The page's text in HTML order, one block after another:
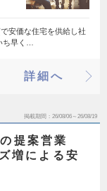
安価な住宅を供給し社
ち早く…
詳細へ
掲載期間 26/08/06～26/08/19
提案営業
増による安